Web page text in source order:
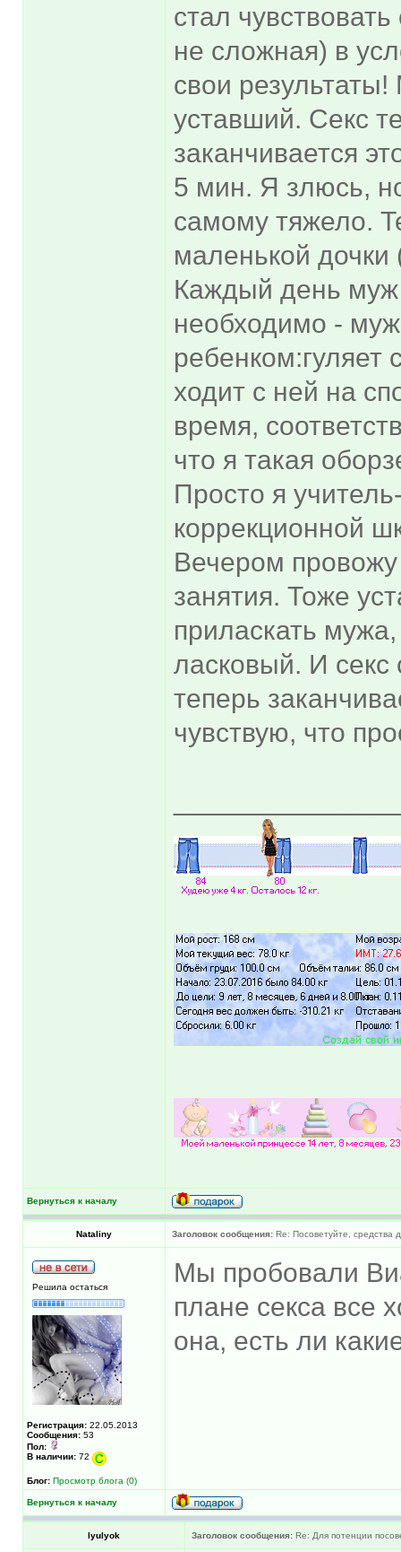
стал
не сложная) в
свои
уставший. Секс
заканчивается
5 мин. Я злюсь,
самому тяжело.
маленькой
Каждый день муж
необходимо -
ребенком:гуляет
ходит с ней на
время,
что я такая
Просто я
коррекционной
Вечером
занятия. Тоже
приласкать
ласковый. И секс
теперь
чувствую, что
Вернуться к началу
Nataliny Заголовок сообщения: Re: Посоветуйте, средства
Решила остаться
Регистрация: 22.05.2013
Сообщения: 53
Пол:
В наличии: 72
Блог: Просмотр блога (0)
Мы пробовали
плане секса все
она, есть ли
Вернуться к началу
lyulyok Заголовок сообщения: Re: Для потенции